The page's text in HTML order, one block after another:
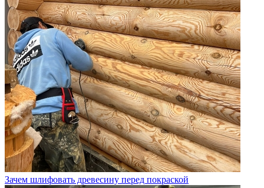
Зачем шлифовать древесину перед покраской